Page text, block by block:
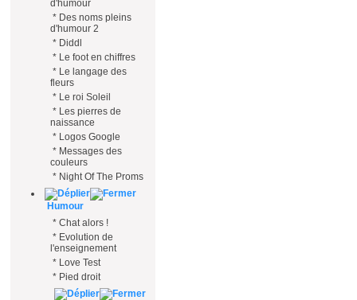
d'humour
* Des noms pleins
d'humour 2
* Diddl
* Le foot en chiffres
* Le langage des
fleurs
* Le roi Soleil
* Les pierres de
naissance
* Logos Google
* Messages des
couleurs
* Night Of The Proms
Humour
* Chat alors !
* Evolution de
l'enseignement
* Love Test
* Pied droit